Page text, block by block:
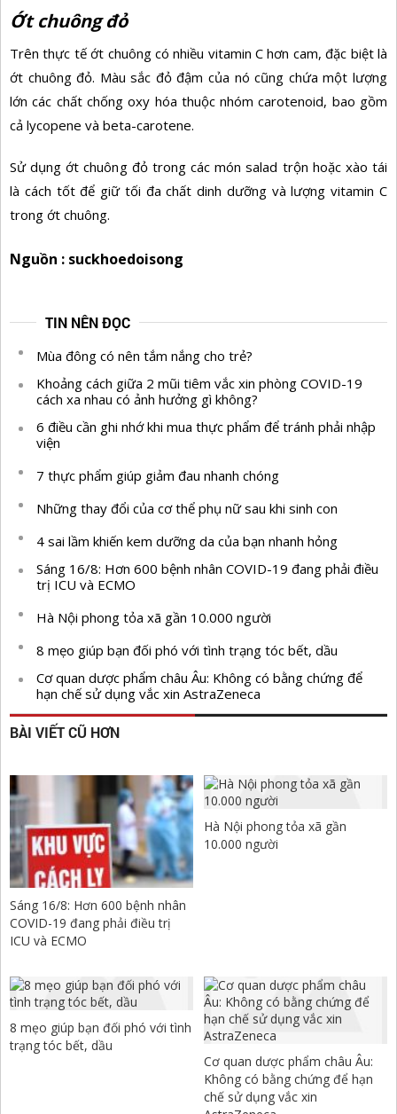
Ớt chuông đỏ
Trên thực tế ớt chuông có nhiều vitamin C hơn cam, đặc biệt là
ớt chuông đỏ. Màu sắc đỏ đậm của nó cũng chứa một lượng
lớn các chất chống oxy hóa thuộc nhóm carotenoid, bao gồm
cả lycopene và beta-carotene.
Sử dụng ớt chuông đỏ trong các món salad trộn hoặc xào tái
là cách tốt để giữ tối đa chất dinh dưỡng và lượng vitamin C
trong ớt chuông.
Nguồn : suckhoedoisong
TIN NÊN ĐỌC
Mùa đông có nên tắm nắng cho trẻ?
Khoảng cách giữa 2 mũi tiêm vắc xin phòng COVID-19
cách xa nhau có ảnh hưởng gì không?
6 điều cần ghi nhớ khi mua thực phẩm để tránh phải nhập
viện
7 thực phẩm giúp giảm đau nhanh chóng
Những thay đổi của cơ thể phụ nữ sau khi sinh con
4 sai lầm khiến kem dưỡng da của bạn nhanh hỏng
Sáng 16/8: Hơn 600 bệnh nhân COVID-19 đang phải điều
trị ICU và ECMO
Hà Nội phong tỏa xã gần 10.000 người
8 mẹo giúp bạn đối phó với tình trạng tóc bết, dầu
Cơ quan dược phẩm châu Âu: Không có bằng chứng để
hạn chế sử dụng vắc xin AstraZeneca
BÀI VIẾT CŨ HƠN
Sáng 16/8: Hơn 600 bệnh nhân
COVID-19 đang phải điều trị
ICU và ECMO
Hà Nội phong tỏa xã gần
10.000 người
8 mẹo giúp bạn đối phó với tình
trạng tóc bết, dầu
Cơ quan dược phẩm châu Âu:
Không có bằng chứng để hạn
chế sử dụng vắc xin